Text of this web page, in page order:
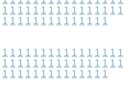
1 1 1 1 1 1 1 1 1 1 1 1 1 1 1 1
1 1 1 1 1 1 1 1 1 1 1 1 1 1
1 1 1 1 1 1 1 1 1 1 1 1 1 1 1 1
1 1 1 1 1 1 1 1 1 1 1 1 1 1 1 1
1 1 1 1 1 1 1 1 1 1 1 1 1 1